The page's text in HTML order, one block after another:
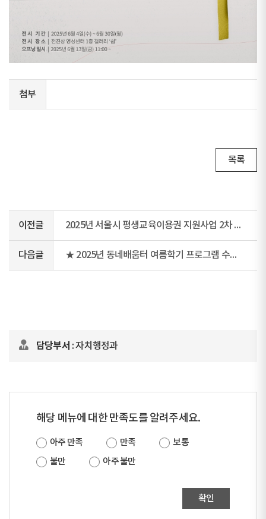
첨부
목록
이전글 2025년 서울시 평생교육이용권 지원사업 2차 모집 안내
다음글 ★ 2025년 동네배움터 여름학기 프로그램 수강자 모집 안내 ★
담당부서 : 자치행정과
해당 메뉴에 대한 만족도를 알려주세요.
아주 만족 만족
보통
불만
아주 불만
확인